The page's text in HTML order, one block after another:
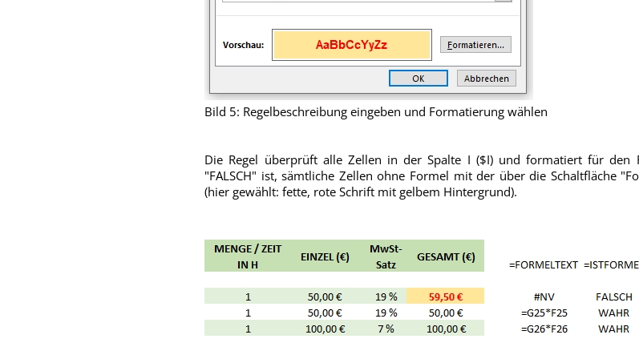
Bild 5: Regelbeschreibung eingeben und Formatierung wählen
Die Regel überprüft alle Zellen in der Spalte I ($I) und formatiert für den
"FALSCH" ist, sämtliche Zellen ohne Formel mit der über die Schaltfläche
(hier gewählt: fette, rote Schrift mit gelbem Hintergrund).